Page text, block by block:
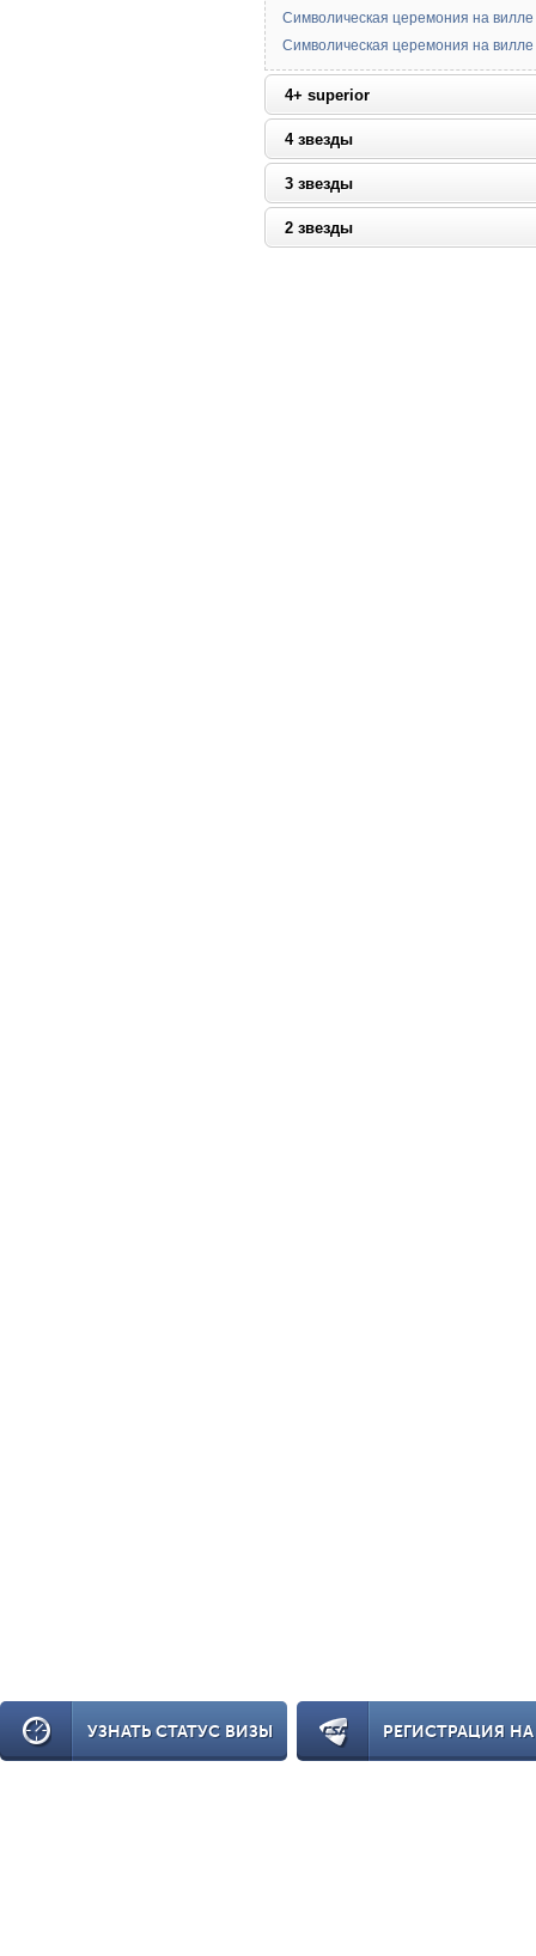
Символическая церемония на
Символическая церемония на
4+ superior
4 звезды
3 звезды
2 звезды
УЗНАТЬ СТАТУС ВИЗЫ РЕГИСТРАЦИЯ НА